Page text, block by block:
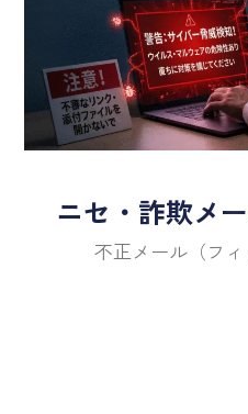
ニセ・詐欺メ
不正メール（フ